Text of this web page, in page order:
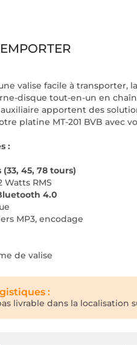
valise facile à transporter, la
disque tout-en-un en
apportent des
platine MT-201 BVB avec
:
45, 78 tours)
Watts RMS
4.0
MP3, encodage
de valise
:
livrable dans la localisation